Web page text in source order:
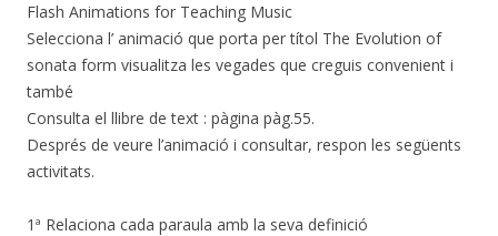
Flash Animations for Teaching Music
Selecciona l’ animació que porta per títol The Evolution of
sonata form visualitza les vegades que creguis convenient i
també
Consulta el llibre de text : pàgina pàg.55.
Després de veure l’animació i consultar, respon les següents
activitats.
1ª Relaciona cada paraula amb la seva definició